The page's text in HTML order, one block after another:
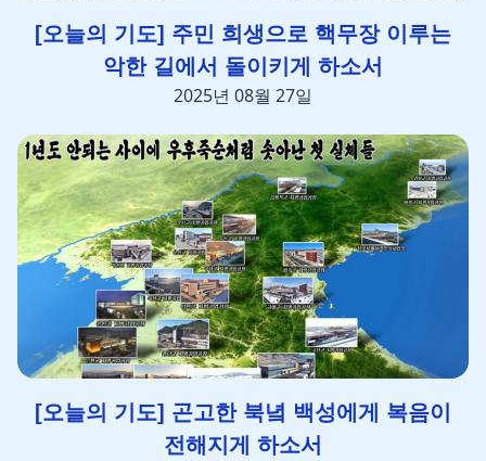
[오늘의 기도] 주민 희생으로 핵무장 이루는
악한 길에서 돌이키게 하소서
2025년 08월 27일
[오늘의 기도] 곤고한 북녘 백성에게 복음이
전해지게 하소서